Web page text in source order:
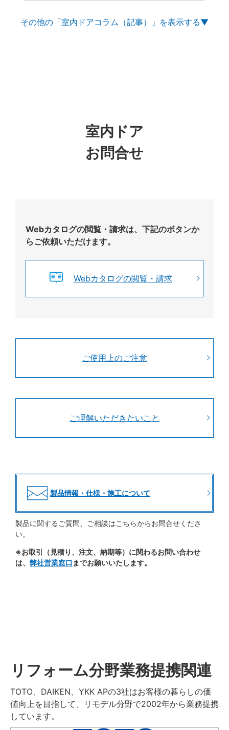
その他の「室内ドアコラム（記事）」を
室内ドア
お問合せ
Webカタログの閲覧・請求は、下記のボタンか
らご依頼いただけます。
Webカタログの閲覧・請求
ご使用上のご注意
ご理解いただきたいこと
製品情報・仕様・施工について
製品に関するご質問、ご相談はこちらからお問合せくださ
い。
※お取引（見積り、注文、納期等）に関わるお問い合わせ
は、 弊社営業窓口 までお願いいたします。
リフォーム分野業務提携関連
TOTO、DAIKEN、YKK APの3社はお客様の暮らしの価
値向上を目指して、リモデル分野で2002年から業務提携
しています。